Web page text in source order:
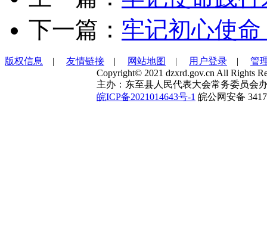
下一篇： 牢记初心使
版权信息 | 友情链接 | 网站地图 | 用户登录 | 管
Copyright© 2021 dzxrd.gov.cn All Rights
主办：东至县人民代表大会常务委员会
皖ICP备2021014643号-1 皖公网安备